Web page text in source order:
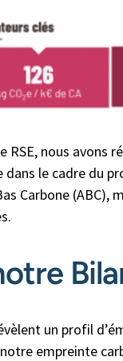
RSE, nous avons
le cadre du
Carbone
un profil
empreinte